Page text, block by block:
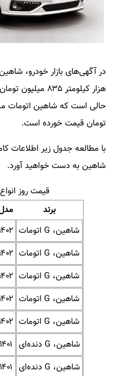
هزار کیلومتر
تومان قیمت خورده است.
با مطالعه جدول زیر اطلاعات
شاهین به دست خواهید آورد.
قیمت روز
برند
شاهین، G اتومات
شاهین، G اتومات
شاهین، G اتومات
شاهین، G اتومات
شاهین، G اتومات
شاهین، G دنده‌ای
۱۴۰۱
شاهین، G دنده‌ای
۱۴۰۱